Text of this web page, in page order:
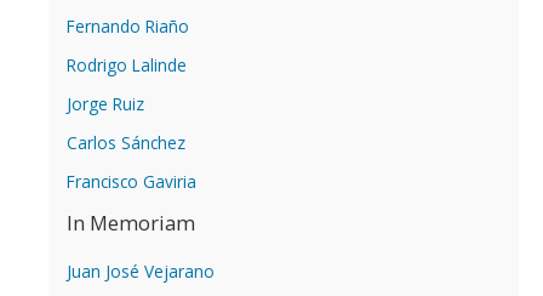
Fernando Riaño
Rodrigo Lalinde
Jorge Ruiz
Carlos Sánchez
Francisco Gaviria
In Memoriam
Juan José Vejarano